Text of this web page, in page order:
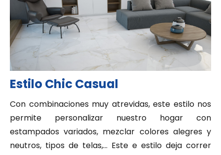
Estilo Chic Casual
Con combinaciones muy atrevidas, este estilo nos
permite personalizar nuestro hogar con
estampados variados, mezclar colores alegres y
neutros, tipos de telas,… Este e estilo deja correr